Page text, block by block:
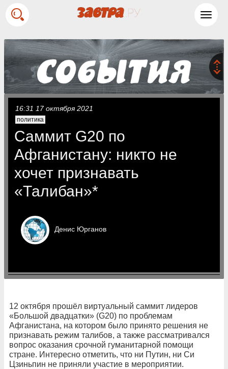
16:31 17 октября 2021
политика
Саммит G20 по
Афганистану: никто не
хочет признавать
«Талибан»*
Денис Юрганов
12 октября прошёл виртуальный саммит лидеров
«Большой двадцатки» (G20) по проблемам
Афганистана, на котором было принято решения не
признавать режим талибов, а также рассматривался
вопрос оказания срочной гуманитарной помощи
стране. Интересно отметить, что ни Путин, ни Си
Цзиньпин не приняли участие в мероприятии.